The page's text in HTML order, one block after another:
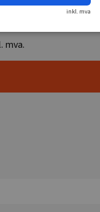
mva.
inkl. mva